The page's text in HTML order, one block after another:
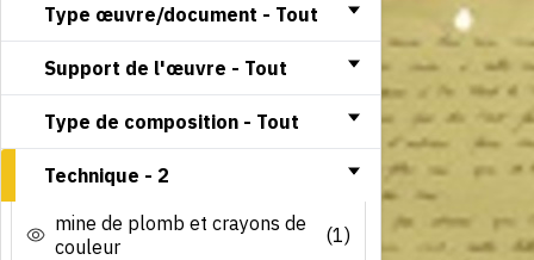
Type œuvre/document - Tout
Support de l'œuvre - Tout
Type de composition - Tout
Technique - 2
mine de plomb et crayons de
couleur
(1)